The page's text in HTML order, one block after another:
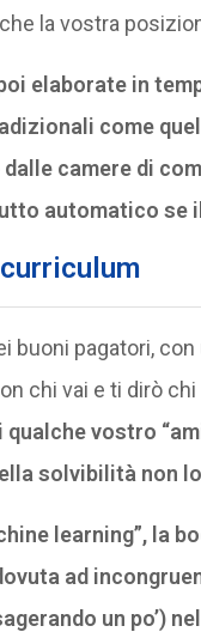
la vostra
elaborate in
come
camere di
automatico se
buoni pagatori,
chi vai e ti dirò chi
vostro
solvibilità non
learning”, la
ad
un po’)